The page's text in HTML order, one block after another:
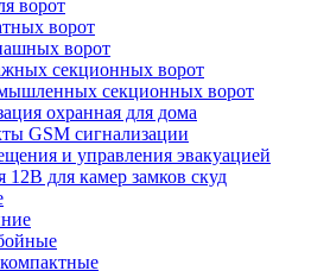
ворот
ворот
ворот
секционных ворот
секционных ворот
охранная для дома
GSM сигнализации
и управления эвакуацией
12В для камер замков скуд